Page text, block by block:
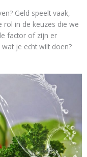
Geld speelt vaak,
rol in de keuzes die we
factor of zijn er
je echt wilt doen?